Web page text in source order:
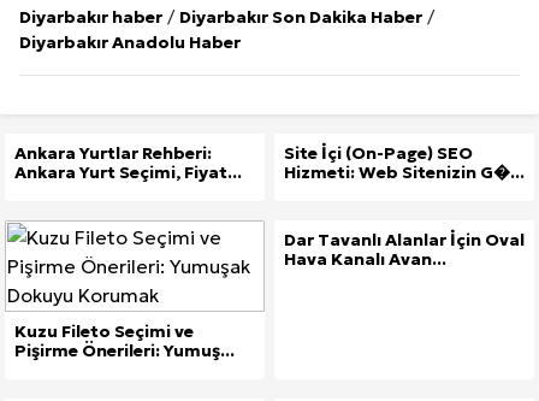
Diyarbakır haber / Diyarbakır Son Dakika Haber /
Diyarbakır Anadolu Haber
Ankara Yurtlar Rehberi:
Ankara Yurt Seçimi, Fiyat...
Site İçi (On-Page) SEO
Hizmeti: Web Sitenizin G�...
Kuzu Fileto Seçimi ve
Pişirme Önerileri: Yumuş...
Dar Tavanlı Alanlar İçin Oval
Hava Kanalı Avan...